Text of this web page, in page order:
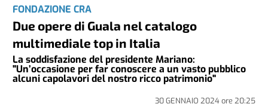
FONDAZIONE CRA
Due opere di Guala nel catalogo
multimediale top in Italia
La soddisfazione del presidente Mariano:
"Un’occasione per far conoscere a un vasto pubblico
alcuni capolavori del nostro ricco patrimonio"
30 GENNAIO 2024ore 20:25